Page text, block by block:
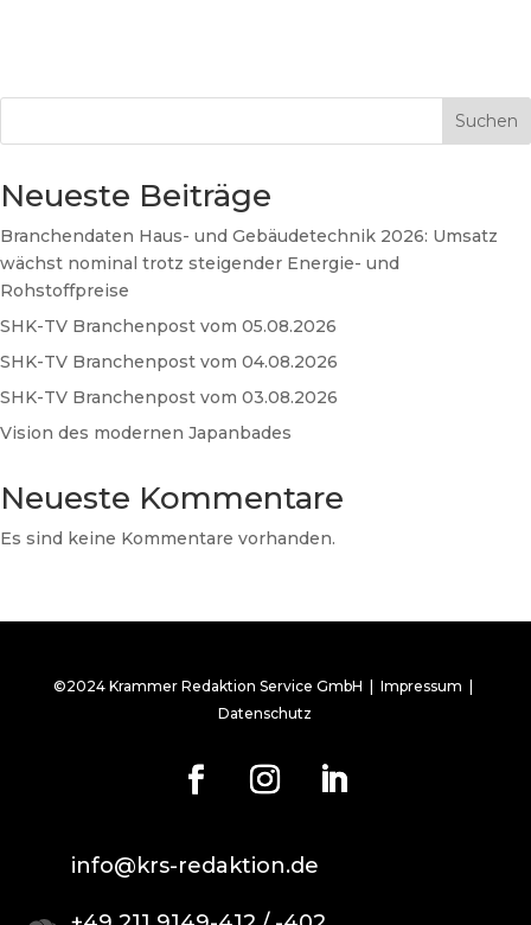
Suchen
Neueste Beiträge
Branchendaten Haus- und Gebäudetechnik 2026: Umsatz
wächst nominal trotz steigender Energie- und
Rohstoffpreise
SHK-TV Branchenpost vom 05.08.2026
SHK-TV Branchenpost vom 04.08.2026
SHK-TV Branchenpost vom 03.08.2026
Vision des modernen Japanbades
Neueste Kommentare
Es sind keine Kommentare vorhanden.
©2024 Krammer Redaktion Service GmbH |Impressum
Datenschutz
info@krs-redaktion.de